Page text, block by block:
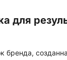
для
бренда,